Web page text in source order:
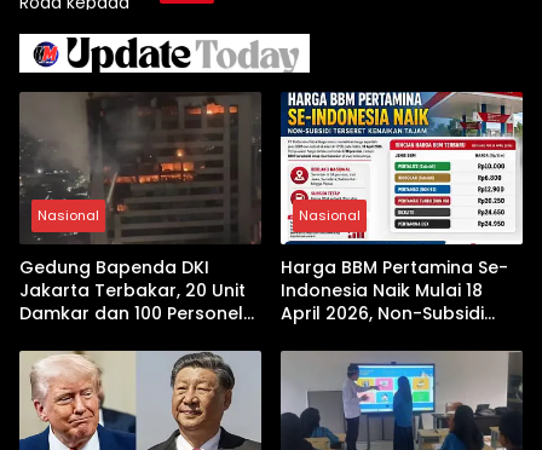
Nasional
Gedung Bapenda DKI
Jakarta Terbakar, 20 Unit
Damkar dan 100 Personel
Nasional
Harga BBM Pertamina Se-
Indonesia Naik Mulai 18
April 2026, Non-Subsidi